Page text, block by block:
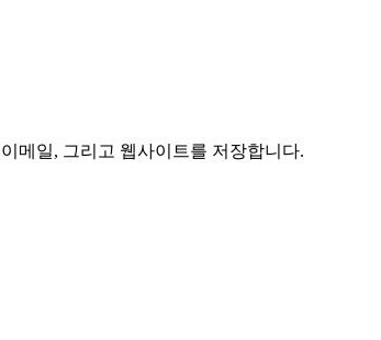
메일, 그리고 웹사이트를 저장합니다.